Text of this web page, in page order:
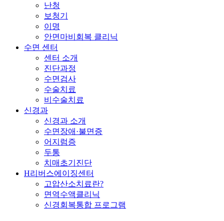
난청
보청기
이명
안면마비회복 클리닉
수면 센터
센터 소개
진단과정
수면검사
수술치료
비수술치료
신경과
신경과 소개
수면장애·불면증
어지럼증
두통
치매초기진단
H리버스에이징센터
고압산소치료란?
면역수액클리닉
신경회복통합 프로그램